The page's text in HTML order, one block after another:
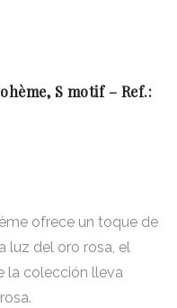
S motif – Ref.:
ofrece un toque de
luz del oro rosa, el
la colección lleva